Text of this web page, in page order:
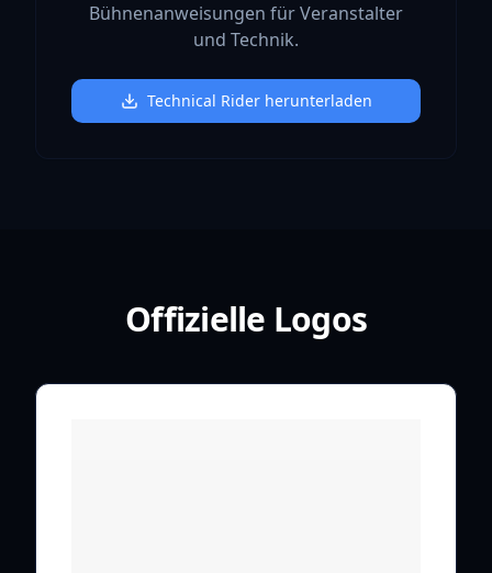
Bühnenanweisungen für Veranstalter
und Technik.
Technical Rider herunterladen
Offizielle Logos